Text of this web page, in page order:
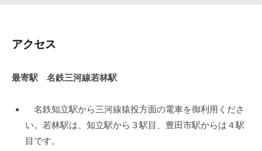
ア
セ
2024
アクセス
最寄駅 名鉄三河線若林駅
名鉄知立駅から三河線猿投方面の電車を御利用くださ
い。若林駅は、知立駅から３駅目、豊田市駅からは４駅
目です。